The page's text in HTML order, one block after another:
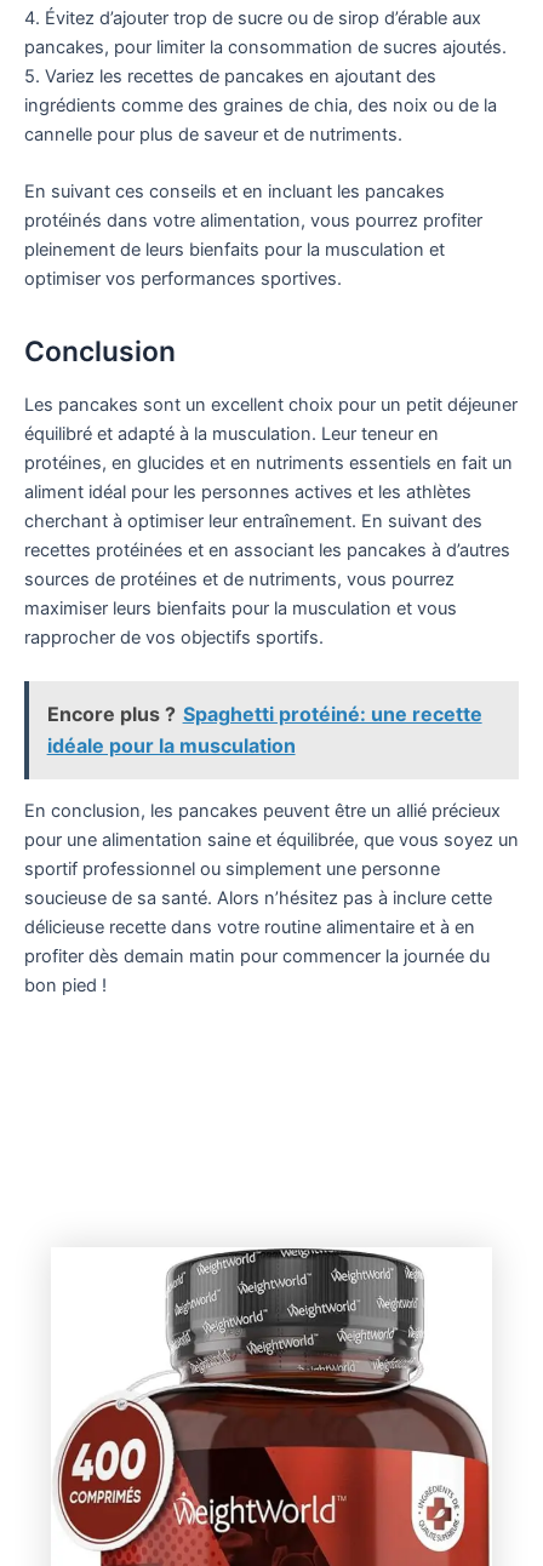
4. Évitez d’ajouter trop de sucre ou de sirop d’érable aux
pancakes, pour limiter la consommation de sucres ajoutés.
5. Variez les recettes de pancakes en ajoutant des
ingrédients comme des graines de chia, des noix ou de la
cannelle pour plus de saveur et de nutriments.
En suivant ces conseils et en incluant les pancakes
protéinés dans votre alimentation, vous pourrez profiter
pleinement de leurs bienfaits pour la musculation et
optimiser vos performances sportives.
Conclusion
Les pancakes sont un excellent choix pour un petit déjeuner
équilibré et adapté à la musculation. Leur teneur en
protéines, en glucides et en nutriments essentiels en fait un
aliment idéal pour les personnes actives et les athlètes
cherchant à optimiser leur entraînement. En suivant des
recettes protéinées et en associant les pancakes à d’autres
sources de protéines et de nutriments, vous pourrez
maximiser leurs bienfaits pour la musculation et vous
rapprocher de vos objectifs sportifs.
Encore plus ? Spaghetti protéiné: une recette
idéale pour la musculation
En conclusion, les pancakes peuvent être un allié précieux
pour une alimentation saine et équilibrée, que vous soyez un
sportif professionnel ou simplement une personne
soucieuse de sa santé. Alors n’hésitez pas à inclure cette
délicieuse recette dans votre routine alimentaire et à en
profiter dès demain matin pour commencer la journée du
bon pied !